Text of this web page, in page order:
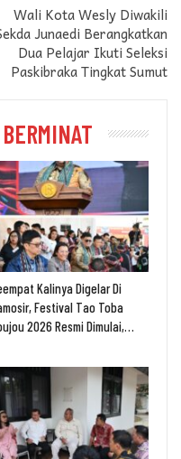
Wali Kota Wesly Diwakili
Junaedi Berangkatkan
Dua Pelajar Ikuti Seleksi
Paskibraka Tingkat Sumut
Kalinya Digelar Di
Festival Tao Toba
2026 Resmi Dimulai,…